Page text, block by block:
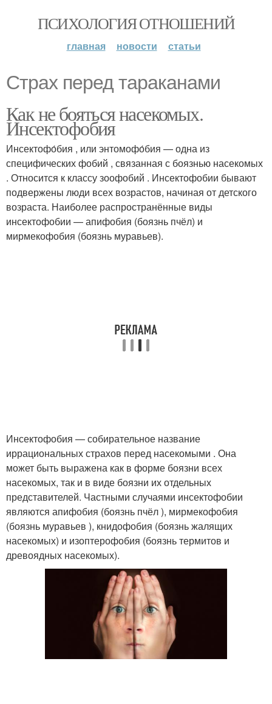
ПСИХОЛОГИЯ ОТНОШЕНИЙ
главная новости статьи
Страх перед тараканами
Как не бояться насекомых.
Инсектофобия
Инсектофо́бия , или энтомофо́бия — одна из
специфических фобий , связанная с боязнью насекомых
. Относится к классу зоофобий . Инсектофобии бывают
подвержены люди всех возрастов, начиная от детского
возраста. Наиболее распространённые виды
инсектофобии — апифобия (боязнь пчёл) и
мирмекофобия (боязнь муравьев).
Инсектофобия — собирательное название
иррациональных страхов перед насекомыми . Она
может быть выражена как в форме боязни всех
насекомых, так и в виде боязни их отдельных
представителей. Частными случаями инсектофобии
являются апифобия (боязнь пчёл ), мирмекофобия
(боязнь муравьев ), книдофобия (боязнь жалящих
насекомых) и изоптерофобия (боязнь термитов и
древоядных насекомых).